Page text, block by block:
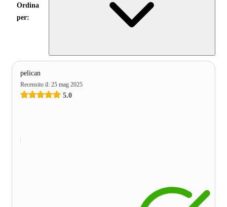
Ordina
per:
pelican
Recensito il: 25 mag 2025
5.0